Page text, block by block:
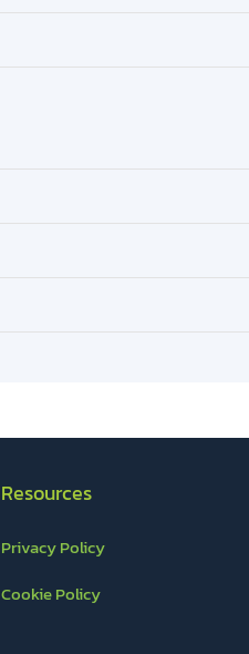
Resources
Privacy Policy
Cookie Policy